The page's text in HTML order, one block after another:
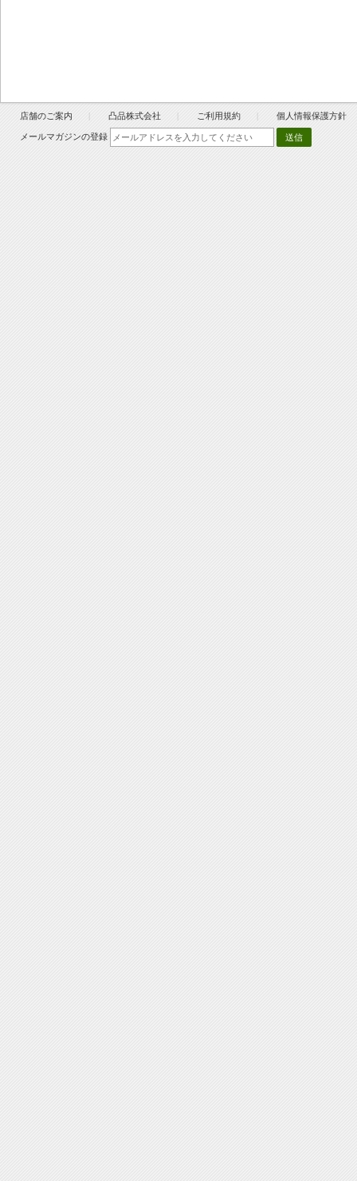
店舗のご案内 凸品株式会社 ご利用規約 個人情報保護方針
メールマガジンの登録 送信